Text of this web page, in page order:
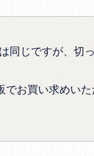
同じですが、切
でお買い求めい